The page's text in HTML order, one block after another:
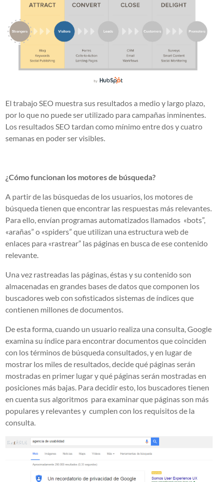
El trabajo SEO muestra sus resultados a medio y largo plazo,
por lo que no puede ser utilizado para campañas inminentes.
Los resultados SEO tardan como mínimo entre dos y cuatro
semanas en poder ser visibles.
¿Cómo funcionan los motores de búsqueda?
A partir de las búsquedas de los usuarios, los motores de
búsqueda tienen que encontrar las respuestas más relevantes.
Para ello, envían programas automatizados llamados «bots”,
«arañas” o «spiders” que utilizan una estructura web de
enlaces para «rastrear” las páginas en busca de ese contenido
relevante.
Una vez rastreadas las páginas, éstas y su contenido son
almacenadas en grandes bases de datos que componen los
buscadores web con sofisticados sistemas de índices que
contienen millones de documentos.
De esta forma, cuando un usuario realiza una consulta, Google
examina su índice para encontrar documentos que coinciden
con los términos de búsqueda consultados, y en lugar de
mostrar los miles de resultados, decide qué páginas serán
mostradas en primer lugar y qué páginas serán mostradas en
posiciones más bajas. Para decidir esto, los buscadores tienen
en cuenta sus algoritmos para examinar que páginas son más
populares y relevantes y cumplen con los requisitos de la
consulta.